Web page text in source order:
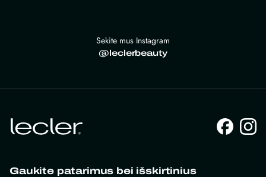
Sekite mus Instagram
@leclerbeauty
Gaukite patarimus bei išskirtinius